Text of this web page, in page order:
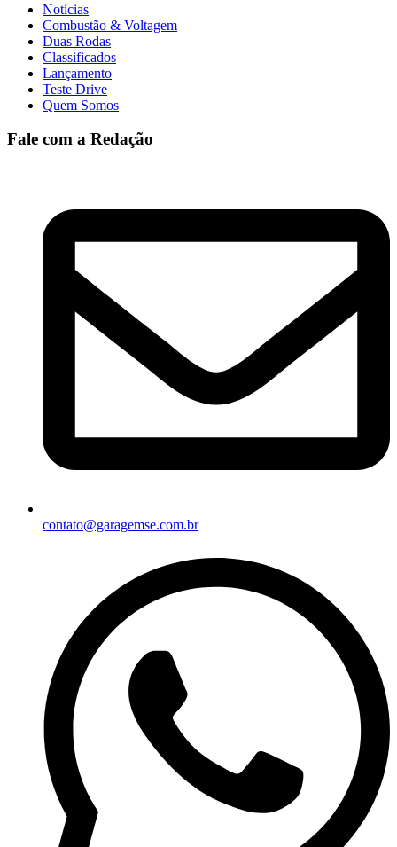
Notícias
Combustão & Voltagem
Duas Rodas
Classificados
Lançamento
Teste Drive
Quem Somos
Fale com a Redação
contato@garagemse.com.br